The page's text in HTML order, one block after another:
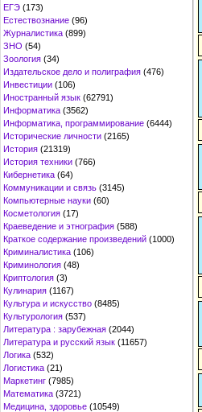
ЕГЭ (173)
Естествознание (96)
Журналистика (899)
ЗНО (54)
Зоология (34)
Издательское дело и полиграфия (476)
Инвестиции (106)
Иностранный язык (62791)
Информатика (3562)
Информатика, программирование (6444)
Исторические личности (2165)
История (21319)
История техники (766)
Кибернетика (64)
Коммуникации и связь (3145)
Компьютерные науки (60)
Косметология (17)
Краеведение и этнография (588)
Краткое содержание произведений (1000)
Криминалистика (106)
Криминология (48)
Криптология (3)
Кулинария (1167)
Культура и искусство (8485)
Культурология (537)
Литература : зарубежная (2044)
Литература и русский язык (11657)
Логика (532)
Логистика (21)
Маркетинг (7985)
Математика (3721)
Медицина, здоровье (10549)